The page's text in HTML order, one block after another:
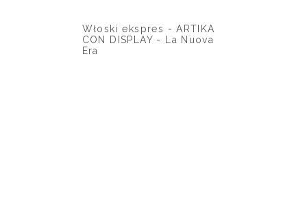
Włoski ekspres - ARTIKA
CON DISPLAY - La Nuova
Era